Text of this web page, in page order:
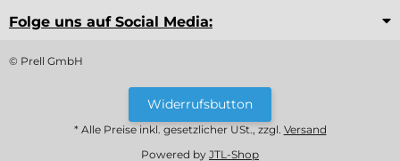
Folge uns auf Social Media:
© Prell GmbH
Widerrufsbutton
* Alle Preise inkl. gesetzlicher USt., zzgl. Versand
Powered by JTL-Shop